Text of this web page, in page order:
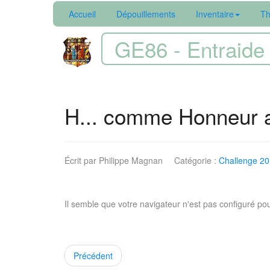
Accueil Dépouillements Inventaire
GE86 -
H... comme Honneur
Écrit par Philippe Magnan Catégorie : Challenge
Il semble que votre navigateur n'est pas configuré
Précédent